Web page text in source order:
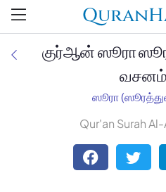
Jan Trust Foundation
Mufti Omar Sheriff Qasimi,
குர்ஆன் ஸூரா
ஸூரா
Qur'an Surah